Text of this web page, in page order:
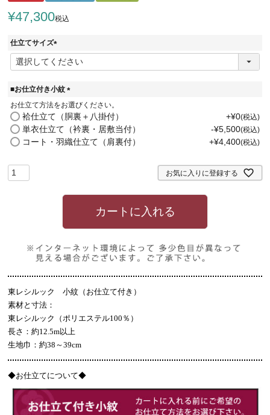
¥47,300税込
仕立てサイズ
(
必
)
■お仕立付き小紋
(
必
須
お仕立て方法をお選びください。
袷仕立て（胴裏＋八掛付） +¥0 税込
単衣仕立て（衿裏・居敷当付） -¥5,500 税込
コート・羽織仕立て（肩裏付） +¥4,400 税込
お気に入りに登録する
カートに入れる
東レシルック 小紋（お仕立て付き）
素材と寸法：
東レシルック（ポリエステル100％）
長さ：約12.5m以上
生地巾：約38～39cm
◆お仕立てについて◆